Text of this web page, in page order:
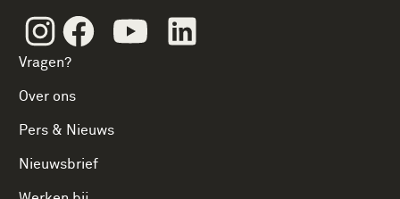
InstagramFacebookYoutube
Vragen?
Over ons
Pers & Nieuws
Nieuwsbrief